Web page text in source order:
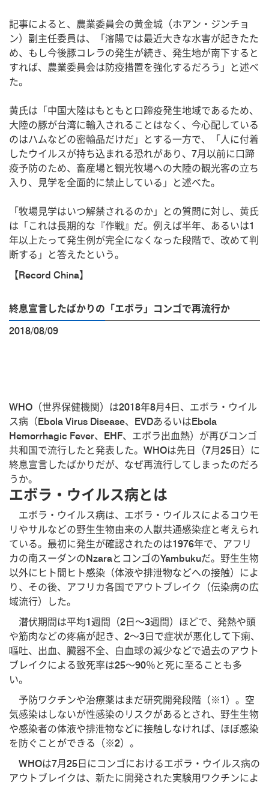
記事によると、農業委員会の黄金城（ホアン・ジンチョ
ン）副主任委員は、「瀋陽では最近大きな水害が起きたた
め、もし今後豚コレラの発生が続き、発生地が南下すると
すれば、農業委員会は防疫措置を強化するだろう」と述べ
た。
黄氏は「中国大陸はもともと口蹄疫発生地域であるため、
大陸の豚が台湾に輸入されることはなく、今心配している
のはハムなどの密輸品だけだ」とする一方で、「人に付着
したウイルスが持ち込まれる恐れがあり、7月以前に口蹄
疫予防のため、畜産場と観光牧場への大陸の観光客の立ち
入り、見学を全面的に禁止している」と述べた。
「牧場見学はいつ解禁されるのか」との質問に対し、黄氏
は「これは長期的な『作戦』だ。例えば半年、あるいは1
年以上たって発生例が完全になくなった段階で、改めて判
断する」と答えたという。
【Record China】
終息宣言したばかりの「エボラ」コンゴで再流行か
2018/08/09
WHO（世界保健機関）は2018年8月4日、エボラ・ウイル
ス病（Ebola Virus Disease、EVDあるいはEbola
Hemorrhagic Fever、EHF、エボラ出血熱）が再びコンゴ
共和国で流行したと発表した。WHOは先日（7月25日）に
終息宣言したばかりだが、なぜ再流行してしまったのだろ
うか。
エボラ・ウイルス病とは
エボラ・ウイルス病は、エボラ・ウイルスによるコウモ
リやサルなどの野生生物由来の人獣共通感染症と考えられ
ている。最初に発生が確認されたのは1976年で、アフリ
カの南スーダンのNzaraとコンゴのYambukuだ。野生生物
以外にヒト間ヒト感染（体液や排泄物などへの接触）によ
り、その後、アフリカ各国でアウトブレイク（伝染病の広
域流行）した。
潜伏期間は平均1週間（2日～3週間）ほどで、発熱や頭
や筋肉などの疼痛が起き、2～3日で症状が悪化して下痢、
嘔吐、出血、臓器不全、白血球の減少などで過去のアウト
ブレイクによる致死率は25～90％と死に至ることも多
い。
予防ワクチンや治療薬はまだ研究開発段階（※1）。空
気感染はしないが性感染のリスクがあるとされ、野生生物
や感染者の体液や排泄物などに接触しなければ、ほぼ感染
を防ぐことができる（※2）。
WHOは7月25日にコンゴにおけるエボラ・ウイルス病の
アウトブレイクは、新たに開発された実験用ワクチンによ